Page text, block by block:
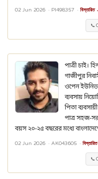
02 Jun 2026 · PI498357 · বিস্তারিত
📞
পাত্রী চাই।
গাজীপুর
ওপেন
ব্যবসায়
পিতা
পাত্র সহজ-
বয়স ২০-২৫ বছরের মধ্যে
02 Jun 2026 · AK043605 ·
📞